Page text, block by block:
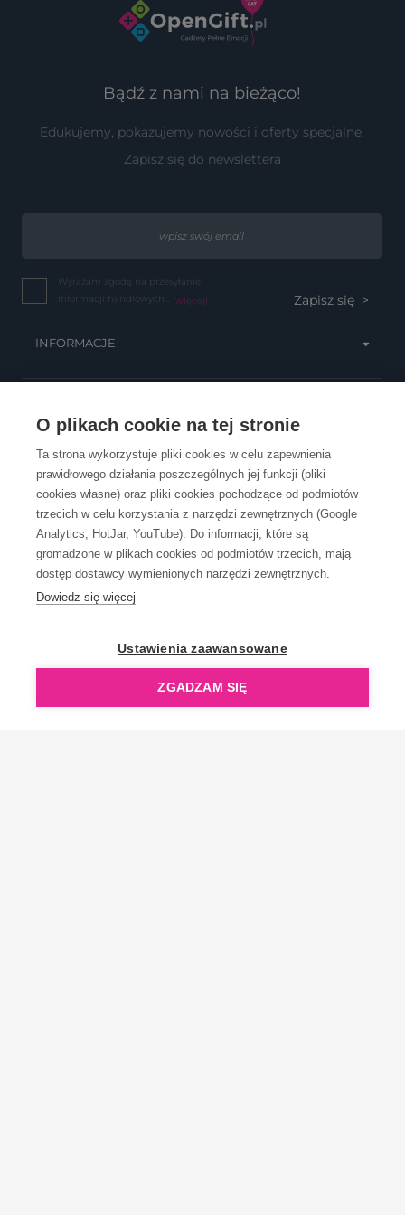
O plikach cookie na tej stronie
Ta strona wykorzystuje pliki cookies w celu zapewnienia
prawidłowego działania poszczególnych jej funkcji (pliki
cookies własne) oraz pliki cookies pochodzące od podmiotów
trzecich w celu korzystania z narzędzi zewnętrznych (Google
Analytics, HotJar, YouTube). Do informacji, które są
gromadzone w plikach cookies od podmiotów trzecich, mają
dostęp dostawcy wymienionych narzędzi zewnętrznych.
Dowiedz się więcej
Ustawienia zaawansowane
ZGADZAM SIĘ
Bądź z nami na bieżąco!
Edukujemy, pokazujemy nowości i oferty specjalne.
Zapisz się do newslettera
Wyrażam zgodę na przesyłanie
informacji handlowych... (więcej)
INFORMACJE
OBSŁUGA KLIENTA
KONTAKT
OpenGift jest częścią ReflectGroup.